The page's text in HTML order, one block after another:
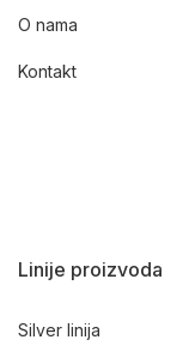
O nama
Kontakt
Linije proizvoda
Silver linija